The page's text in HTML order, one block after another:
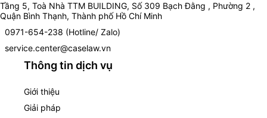
Tầng 5, Toà Nhà TTM BUILDING, Số 309 Bạch Đằng , Phường 2 ,
Quận Bình Thạnh, Thành phố Hồ Chí Minh
0971-654-238 (Hotline/ Zalo)
service.center@caselaw.vn
Thông tin dịch vụ
Giới thiệu
Giải pháp